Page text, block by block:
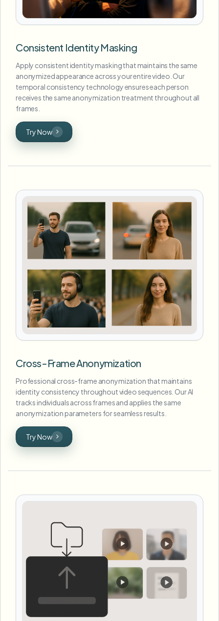
Consistent Identity Masking
Apply consistent identity masking that maintains the same
anonymized appearance across your entire video. Our
temporal consistency technology ensures each person
receives the same anonymization treatment throughout all
frames.
Try Now
Cross-Frame Anonymization
Professional cross-frame anonymization that maintains
identity consistency throughout video sequences. Our AI
tracks individuals across frames and applies the same
anonymization parameters for seamless results.
Try Now